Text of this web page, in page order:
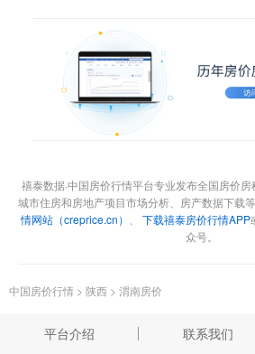
禧泰数据·中国房价行情平台专业发布全国房价
城市住房和房地产项目市场分析、房产数据下载
情网站（creprice.cn）
下载禧泰房价行情APP
众号。
中国房价行情 > 陕西 > 渭南房价
平台介绍 联系我们